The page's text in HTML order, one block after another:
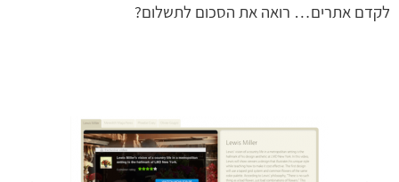
לקדם אתרים… רואה את הסכום לתשלום?​